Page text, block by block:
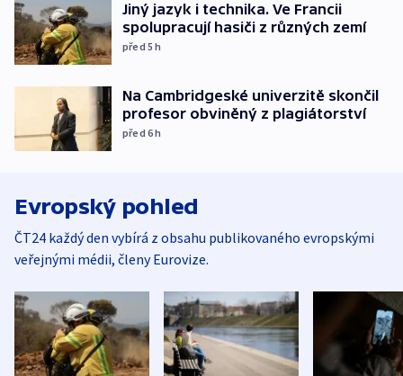
Jiný jazyk i technika. Ve Francii
spolupracují hasiči z různých zemí
před 5h
Na Cambridgeské univerzitě skončil
profesor obviněný z plagiátorství
před 6h
Evropský pohled
ČT24 každý den vybírá z obsahu publikovaného evropskými
veřejnými médii, členy Eurovize.